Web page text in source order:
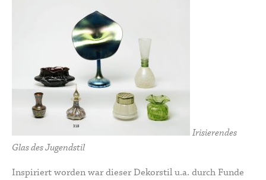
Irisierendes
Glas des Jugendstil
Inspiriert worden war dieser Dekorstil u.a. durch Funde